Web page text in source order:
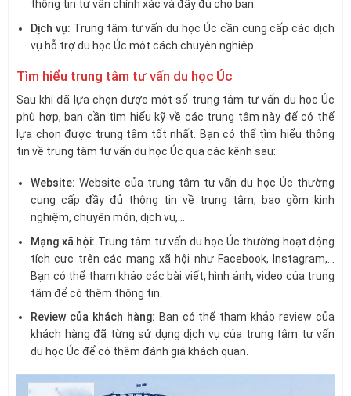
thông tin tư vấn chính xác và đầy đủ cho bạn.
Dịch vụ: Trung tâm tư vấn du học Úc cần cung cấp các dịch
vụ hỗ trợ du học Úc một cách chuyên nghiệp.
Tìm hiểu trung tâm tư vấn du học Úc
Sau khi đã lựa chọn được một số trung tâm tư vấn du học Úc
phù hợp, bạn cần tìm hiểu kỹ về các trung tâm này để có thể
lựa chọn được trung tâm tốt nhất. Bạn có thể tìm hiểu thông
tin về trung tâm tư vấn du học Úc qua các kênh sau:
Website: Website của trung tâm tư vấn du học Úc thường
cung cấp đầy đủ thông tin về trung tâm, bao gồm kinh
nghiệm, chuyên môn, dịch vụ,…
Mạng xã hội: Trung tâm tư vấn du học Úc thường hoạt động
tích cực trên các mạng xã hội như Facebook, Instagram,…
Bạn có thể tham khảo các bài viết, hình ảnh, video của trung
tâm để có thêm thông tin.
Review của khách hàng: Bạn có thể tham khảo review của
khách hàng đã từng sử dụng dịch vụ của trung tâm tư vấn
du học Úc để có thêm đánh giá khách quan.